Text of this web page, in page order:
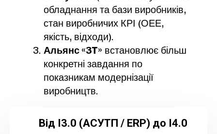
обладнання та бази виробників,
стан виробничих КРІ (ОЕЕ,
якість, відходи).
Альянс «3T» встановлює більш
конкретні завдання по
показникам модернізації
виробництв.
Від І3.0 (АСУТП / ERP) до І4.0